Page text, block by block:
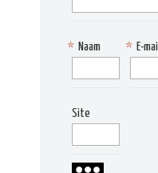
Naam
* E-mail
*
Site